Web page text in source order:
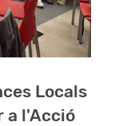
Locals
a l'Acció